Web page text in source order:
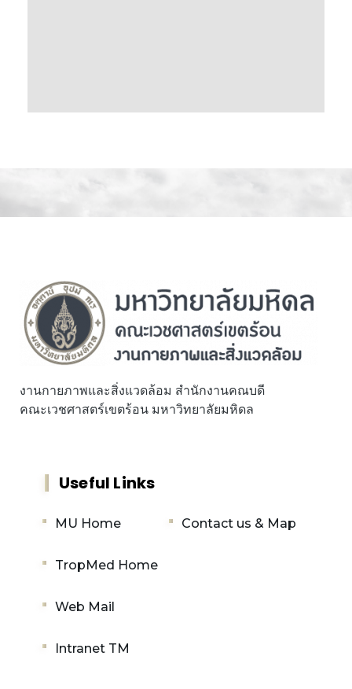
งานกายภาพและสิ่งแวดล้อม สำนักงานคณบดี
คณะเวชศาสตร์เขตร้อน มหาวิทยาลัยมหิดล
Useful Links
MU Home
TropMed Home
Web Mail
Intranet TM
Contact us & Map